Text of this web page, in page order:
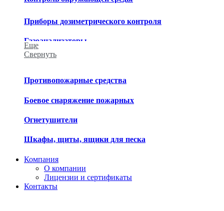
Приборы дозиметрического контроля
Газоанализаторы
Приборы химического контроля
Приборы метеорологического контроля
Средства обеззараживания
Еще
Свернуть
Противопожарные средства
Боевое снаряжение пожарных
Огнетушители
Шкафы, щиты, ящики для песка
Компания
О компании
Лицензии и сертификаты
Контакты